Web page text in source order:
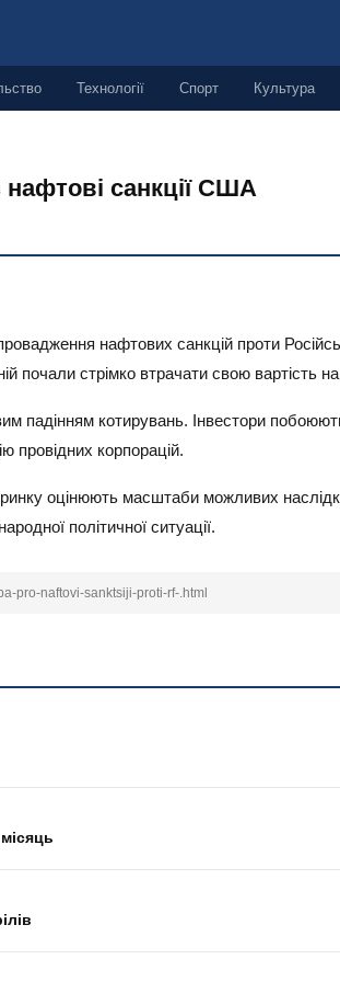
Технології Спорт Культура
санкції США
нафтових санкцій проти
почали стрімко втрачати свою вартість
падінням котирувань. Інвестори
провідних корпорацій.
оцінюють масштаби можливих
політичної ситуації.
pro-naftovi-sanktsiji-proti-rf-.html